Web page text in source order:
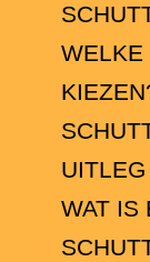
WELKE
UITLEG
WAT IS